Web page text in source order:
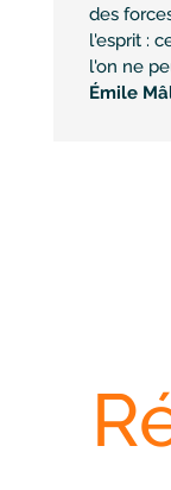
des
l'esprit :
l'on ne
Émile